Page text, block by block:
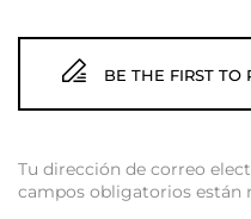
BE THE FIRST TO
Tu dirección de correo
campos obligatorios están